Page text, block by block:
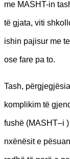
me MASHT-in
të gjata, viti
ishin pajisur me
ose fare pa to.
Tash,
komplikim të
fushë (MASHT–i
nxënësit e